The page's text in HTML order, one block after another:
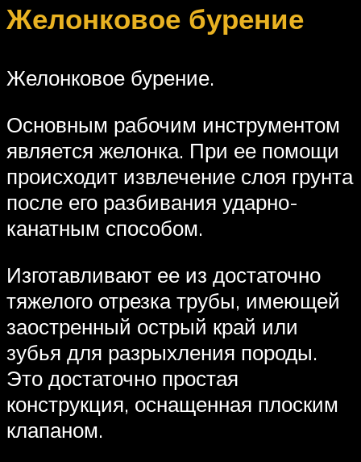
Желонковое бурение
Желонковое бурение.
Основным рабочим инструментом
является желонка. При ее помощи
происходит извлечение слоя грунта
после его разбивания ударно-
канатным способом.
Изготавливают ее из достаточно
тяжелого отрезка трубы, имеющей
заостренный острый край или
зубья для разрыхления породы.
Это достаточно простая
конструкция, оснащенная плоским
клапаном.